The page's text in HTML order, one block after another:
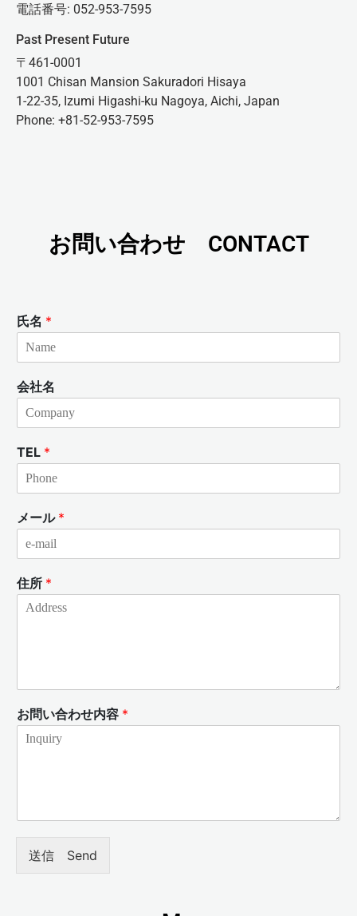
電話番号: 052-953-7595
Past Present Future
〒461-0001
1001 Chisan Mansion Sakuradori Hisaya
1-22-35, Izumi Higashi-ku Nagoya, Aichi, Japan
Phone: +81-52-953-7595
お問い合わせ CONTACT
氏名 *
会社名
TEL *
メール *
住所 *
お問い合わせ内容 *
送信 Send